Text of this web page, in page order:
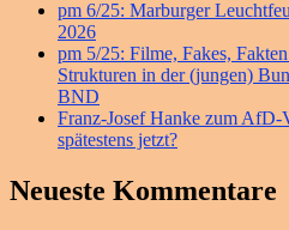
Bereich
pm 6/25: Marburger
2026
pm 5/25: Filme, Fakes,
Strukturen in der (jungen)
BND
Franz-Josef Hanke zum AfD-
spätestens jetzt?
Neueste Kommentare